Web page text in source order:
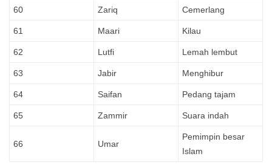
60 Zariq Cemerlang
61 Maari Kilau
62 Lutfi Lemah lembut
63 Jabir Menghibur
64 Saifan Pedang tajam
65 Zammir Suara indah
66 Umar
Pemimpin besar
Islam